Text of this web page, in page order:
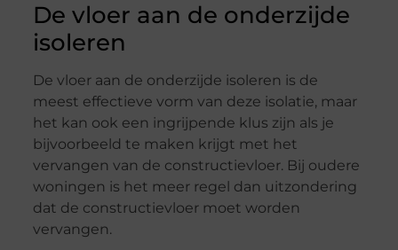
De vloer aan de onderzijde
isoleren
De vloer aan de onderzijde isoleren is de
meest effectieve vorm van deze isolatie, maar
het kan ook een ingrijpende klus zijn als je
bijvoorbeeld te maken krijgt met het
vervangen van de constructievloer. Bij oudere
woningen is het meer regel dan uitzondering
dat de constructievloer moet worden
vervangen.